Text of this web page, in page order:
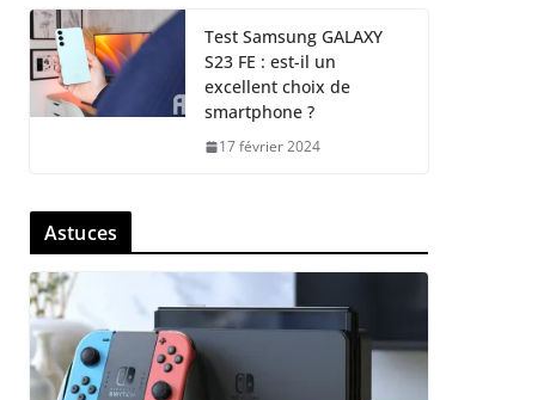
Test Samsung GALAXY
S23 FE : est-il un
excellent choix de
smartphone ?
17 février 2024
Astuces